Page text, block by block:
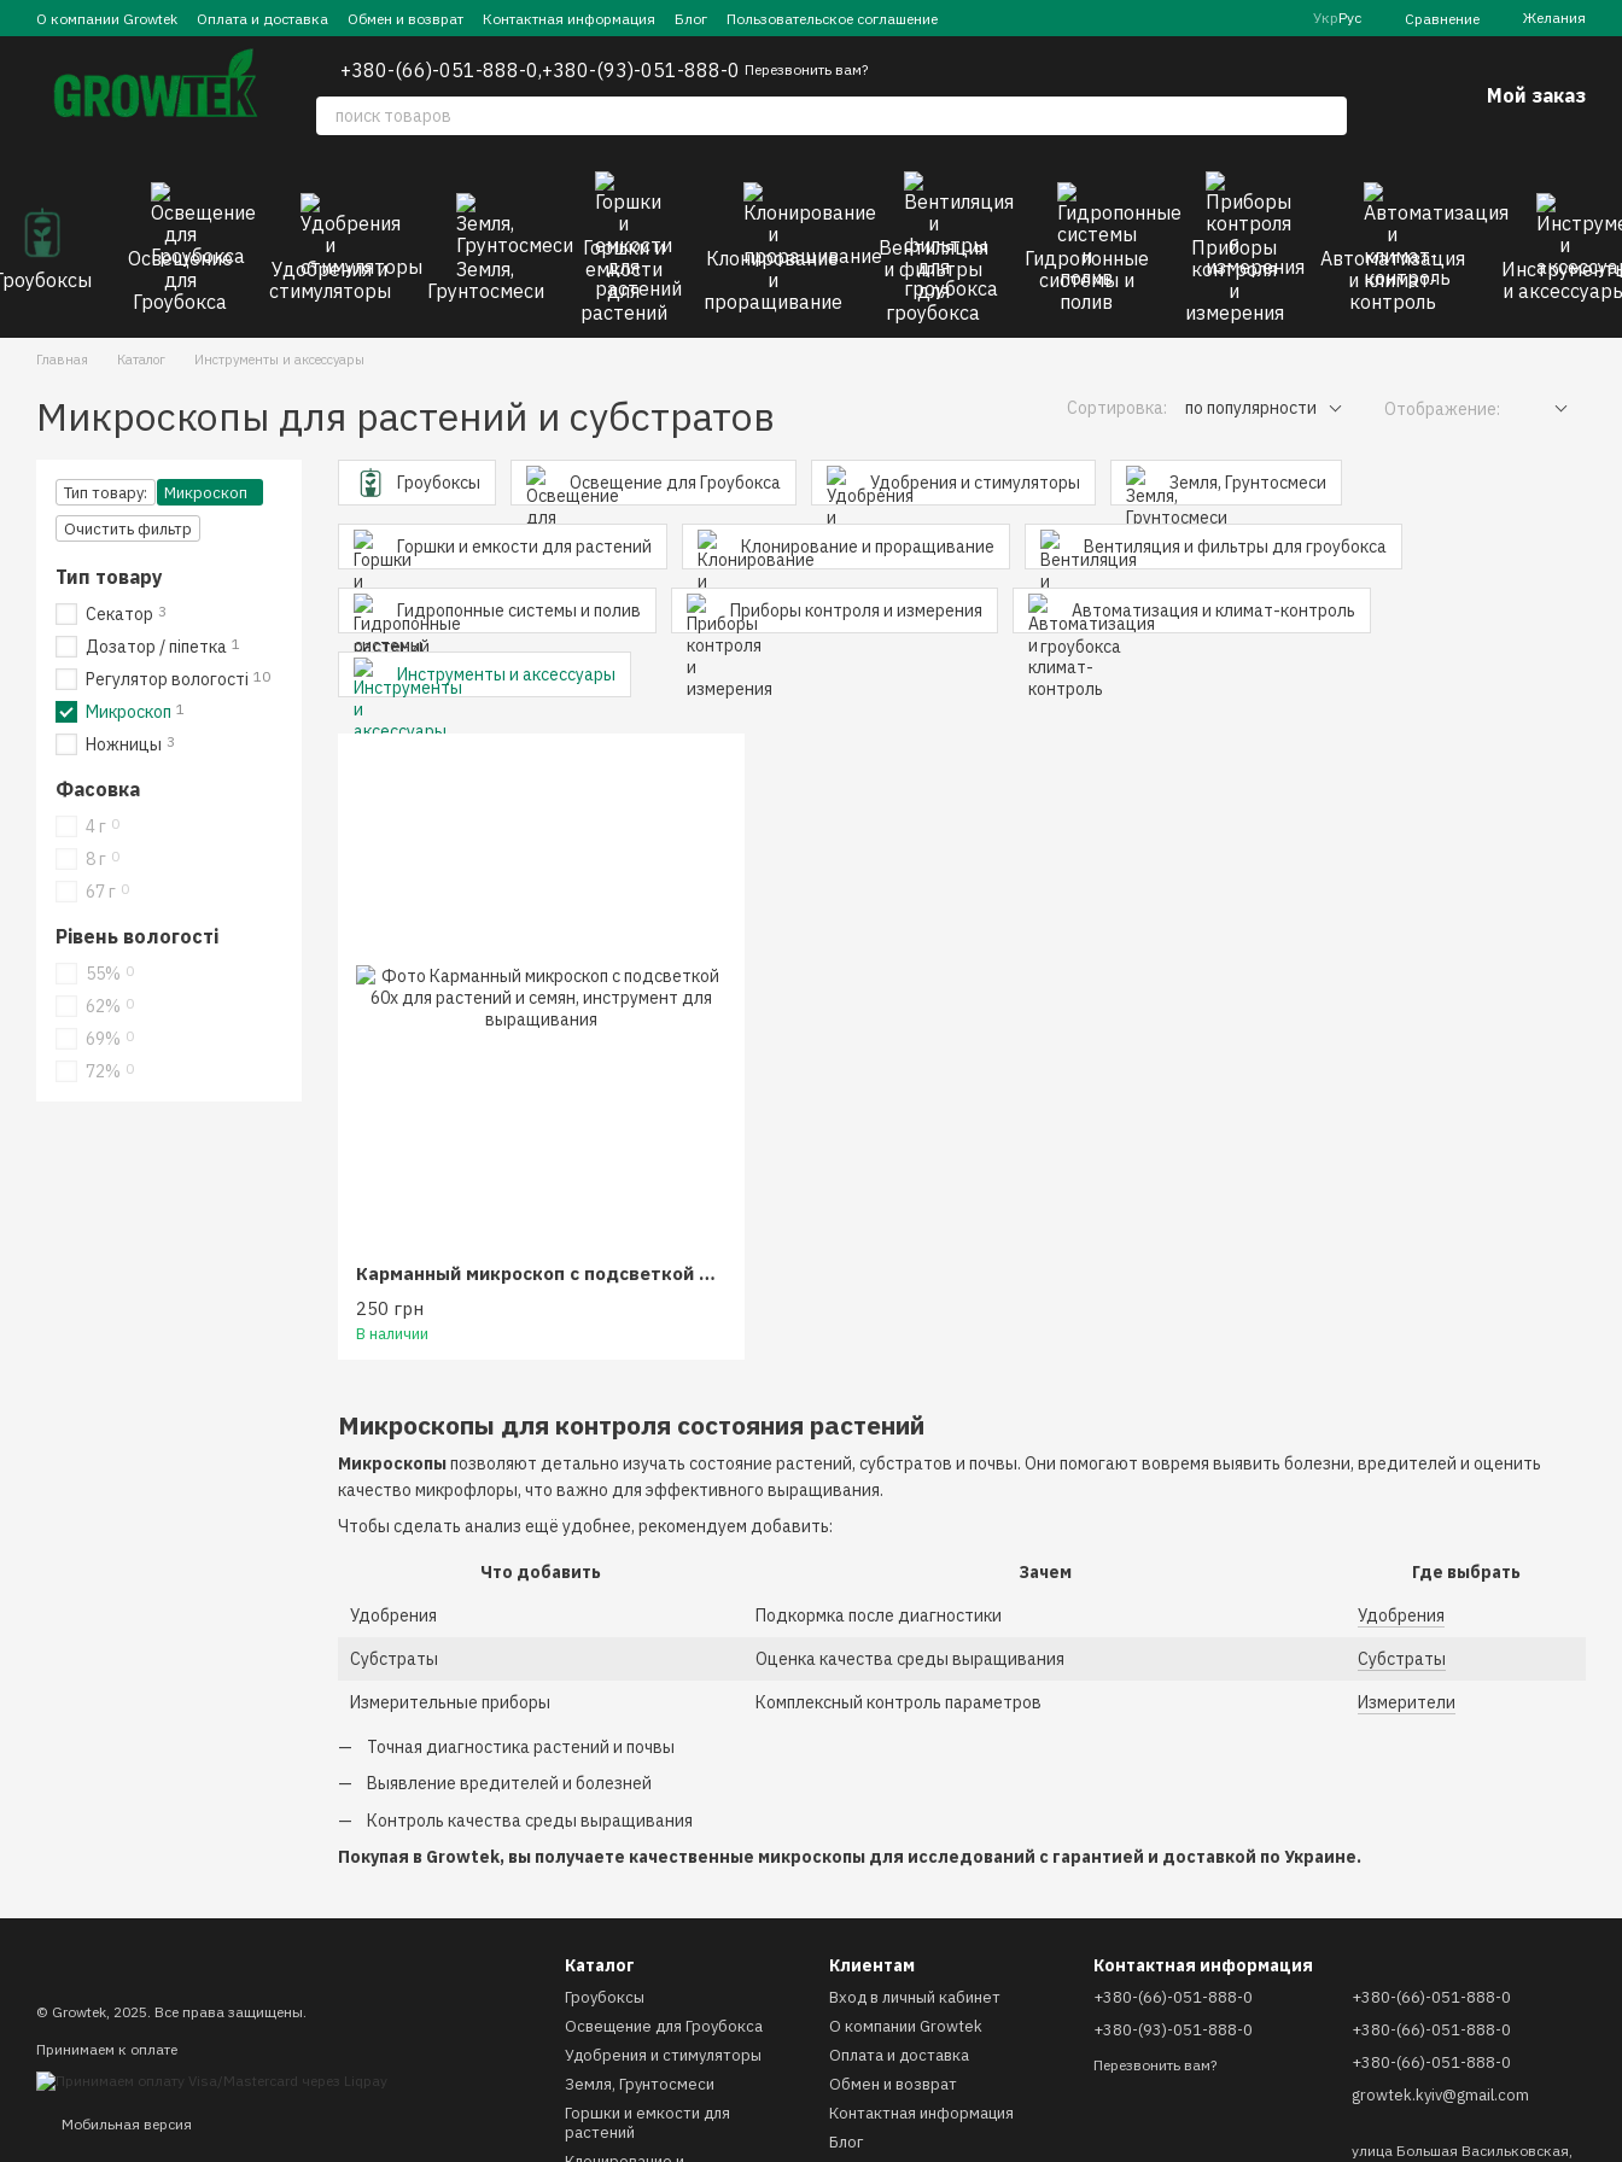
Перейти к основному контенту
О компании Growtek Оплата и доставка Обмен и возврат Контактная информация Блог Пользовательское соглашение УкрРус Сравнение Желания
+380-(66)-051-888-0,+380-(93)-051-888-0 Перезвонить вам?
Мой заказ
Освещение
для
Гроубокса
Удобрения и
стимуляторы
Земля,
Грунтосмеси
Горшки и
емкости
для
растений
Клонирование
и
проращивание
Вентиляция
и фильтры
для
гроубокса
Гидропонные
системы и
полив
Приборы
контроля
и
измерения
Автоматизация
и климат-
контроль
и
Главная Каталог Инструменты и аксессуары
Микроскопы для растений и субстратов Сортировка: по популярности Отображение:
Гроубоксы Освещение для Гроубокса Удобрения и стимуляторы Земля, Грунтосмеси
Горшки и емкости для растений Клонирование и проращивание Вентиляция и фильтры для гроубокса
Гидропонные системы и полив Приборы контроля и измерения Автоматизация и климат-контроль
Инструменты и аксессуары
Микроскопы для контроля состояния растений
Микроскопыпозволяют детально изучать состояние растений, субстратов и почвы. Они помогают вовремя выявить болезни, вредителей и оценить
качество микрофлоры, что важно для эффективного выращивания.
Чтобы сделать анализ ещё удобнее, рекомендуем добавить:
Что добавить Зачем
Где выбрать
Удобрения
Подкормка после диагностики
Удобрения
Субстраты
Оценка качества среды выращивания
Субстраты
Измерительные приборы
Комплексный контроль параметров Измерители
Точная диагностика растений и почвы
Выявление вредителей и болезней
Контроль качества среды выращивания
Покупая в Growtek, вы получаете качественные микроскопы для исследований с гарантией и доставкой по Украине.
Карманный микроскоп с подсветкой 60x для растений и семян
250 грн
В наличии
Тип товару:
Микроскоп
Очистить фильтр
Тип товару
Секатор 3
Дозатор / піпетка 1
Регулятор вологості 10
Микроскоп 1
Ножницы 3
Фасовка
4 г 0
8 г 0
67 г 0
Рівень вологості
55% 0
62% 0
69% 0
72% 0
© Growtek, 2025. Все права защищены.
Принимаем к оплате
Мобильная версия
Каталог
Гроубоксы
Освещение для Гроубокса
Удобрения и стимуляторы
Земля, Грунтосмеси
Горшки и емкости для
растений
Клиентам
Вход в личный кабинет
О компании Growtek
Оплата и доставка
Обмен и возврат
Контактная информация
Блог
Контактная информация
+380-(66)-051-888-0
+380-(93)-051-888-0
Перезвонить вам?
+380-(66)-051-888-0
+380-(66)-051-888-0
+380-(66)-051-888-0
growtek.kyiv@gmail.com
улица Большая Васильковская,